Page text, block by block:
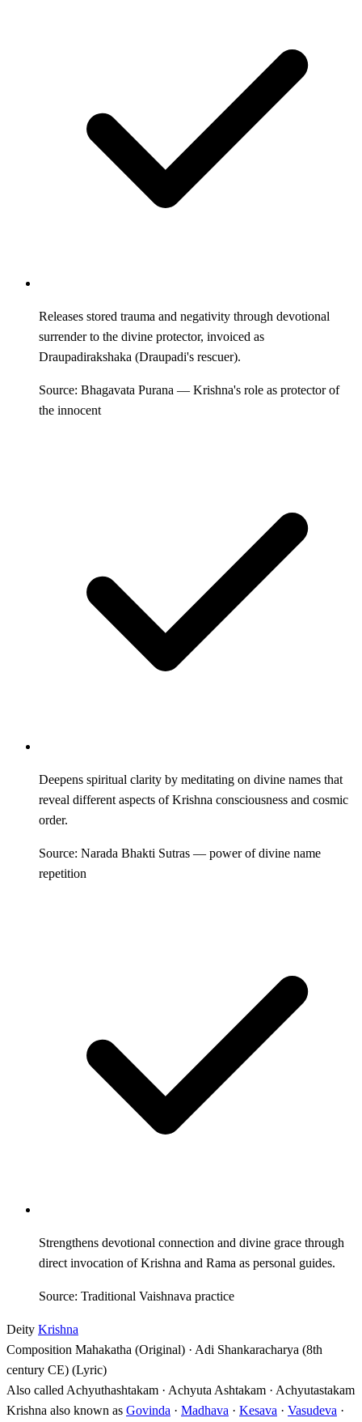
Releases stored trauma and negativity through devotional
surrender to the divine protector, invoiced as
Draupadirakshaka (Draupadi's rescuer).
Source: Bhagavata Purana — Krishna's role as protector of
the innocent
Deepens spiritual clarity by meditating on divine names that
reveal different aspects of Krishna consciousness and cosmic
order.
Source: Narada Bhakti Sutras — power of divine name
repetition
Strengthens devotional connection and divine grace through
direct invocation of Krishna and Rama as personal guides.
Source: Traditional Vaishnava practice
Deity Krishna
Composition Mahakatha (Original) · Adi Shankaracharya (8th
century CE) (Lyric)
Also called Achyuthashtakam · Achyuta Ashtakam · Achyutastakam
Krishna also known as Govinda · Madhava · Kesava · Vasudeva ·